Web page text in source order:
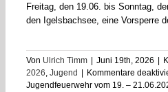
Freitag, den 19.06. bis Sonntag,
den Igelsbachsee, eine Vorsperre
Von Ulrich Timm Juni 19th, 2026
2026, Jugend Kommentare
Jugendfeuerwehr vom 19. –